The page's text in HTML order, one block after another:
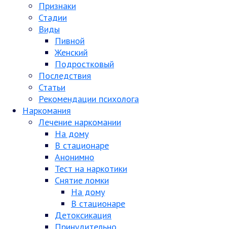
Признаки
Стадии
Виды
Пивной
Женский
Подростковый
Последствия
Статьи
Рекомендации психолога
Наркомания
Лечение наркомании
На дому
В стационаре
Анонимно
Тест на наркотики
Снятие ломки
На дому
В стационаре
Детоксикация